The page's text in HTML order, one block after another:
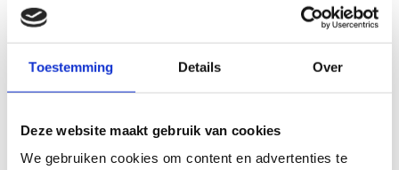
Toestemming Details Over
Deze website maakt gebruik van cookies
We gebruiken cookies om content en advertenties te